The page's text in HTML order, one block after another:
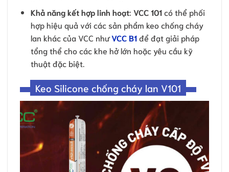
Khả năng kết hợp linh hoạt: VCC 101có thể phối
hợp hiệu quả với các sản phẩm keo chống cháy
lan khác của VCC nhưVCC B1để đạt giải pháp
tổng thể cho các khe hở lớn hoặc yêu cầu kỹ
thuật đặc biệt.
Keo Silicone chống cháy lan V101